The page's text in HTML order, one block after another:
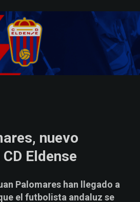
nuevo
Eldense
Palomares han llegado a
el futbolista andaluz se